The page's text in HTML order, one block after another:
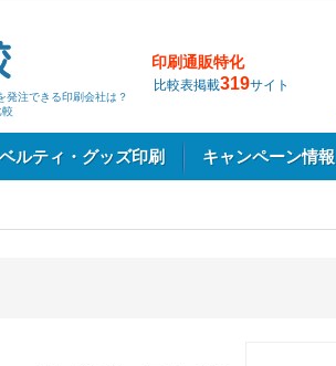
発注できる印刷会社は？
印刷通販特化
比較表掲載319サイト
ルティ・グッズ印刷 キャンペーン情報